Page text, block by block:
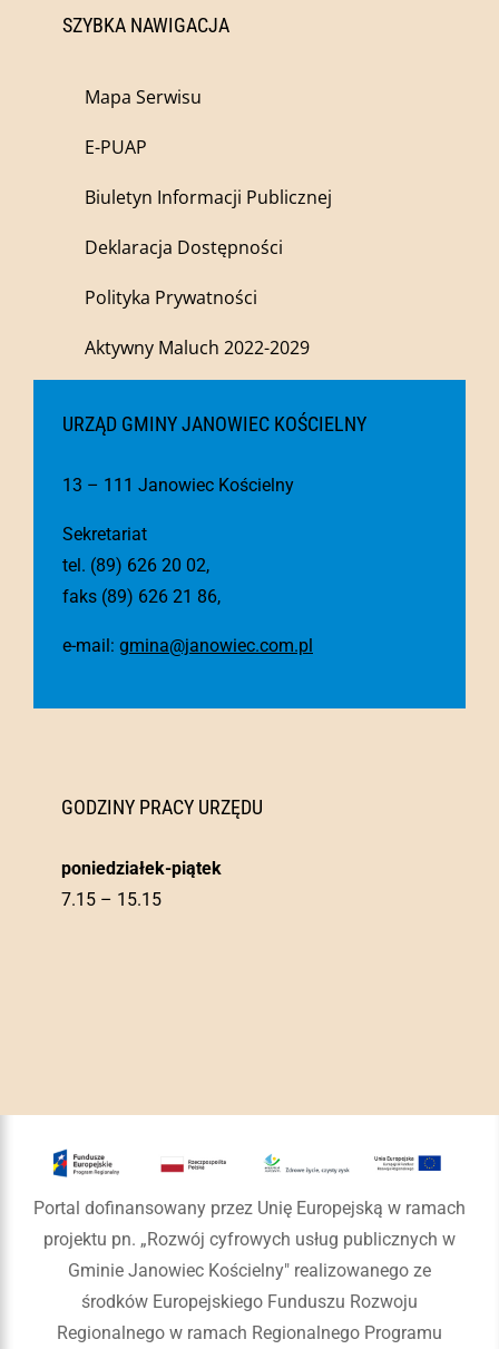
SZYBKA NAWIGACJA
Mapa Serwisu
E-PUAP
Biuletyn Informacji Publicznej
Deklaracja Dostępności
Polityka Prywatności
Aktywny Maluch 2022-2029
URZĄD GMINY JANOWIEC KOŚCIELNY
13 – 111 Janowiec Kościelny
Sekretariat
tel. (89) 626 20 02,
faks (89) 626 21 86,
e-mail: gmina@janowiec.com.pl
GODZINY PRACY URZĘDU
poniedziałek-piątek
7.15 – 15.15
Portal dofinansowany przez Unię Europejską w ramach
projektu pn. „Rozwój cyfrowych usług publicznych w
Gminie Janowiec Kościelny" realizowanego ze
środków Europejskiego Funduszu Rozwoju
Regionalnego w ramach Regionalnego Programu